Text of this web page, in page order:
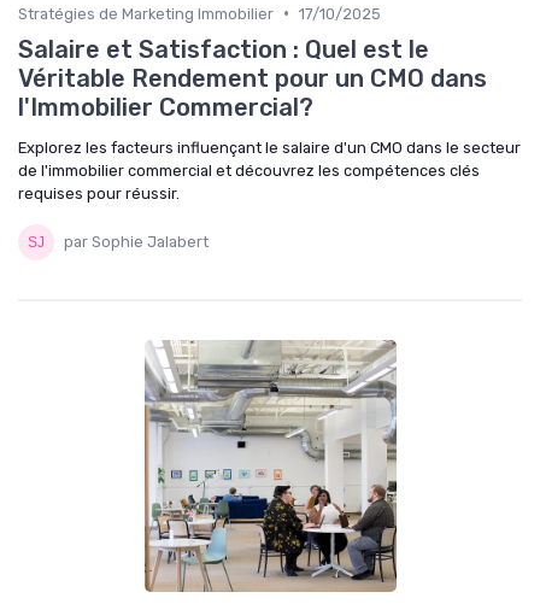
Stratégies de Marketing Immobilier • 17/10/2025
Salaire et Satisfaction : Quel est le
Véritable Rendement pour un CMO dans
l'Immobilier Commercial?
Explorez les facteurs influençant le salaire d'un CMO dans le secteur
de l'immobilier commercial et découvrez les compétences clés
requises pour réussir.
par Sophie Jalabert